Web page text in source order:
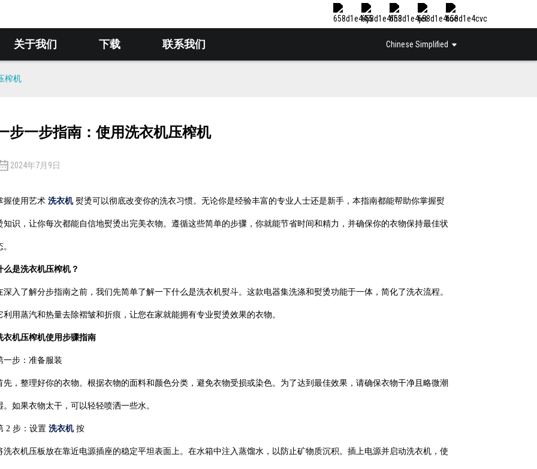
关于我们 下载 联系我们 Chinese Simplified
榨机
步一步指南：使用洗衣机压榨机
2024年7月9日
握使用艺术 洗衣机熨烫可以彻底改变你的洗衣习惯。无论你是经验丰富的专业人士还是新手，本指南都能帮助你掌握熨
知识，让你每次都能自信地熨烫出完美衣物。遵循这些简单的步骤，你就能节省时间和精力，并确保你的衣物保持最佳状
么是洗衣机压榨机？
深入了解分步指南之前，我们先简单了解一下什么是洗衣机熨斗。这款电器集洗涤和熨烫功能于一体，简化了洗衣流程。
利用蒸汽和热量去除褶皱和折痕，让您在家就能拥有专业熨烫效果的衣物。
衣机压榨机使用步骤指南
一步：准备服装
先，整理好你的衣物。根据衣物的面料和颜色分类，避免衣物受损或染色。为了达到最佳效果，请确保衣物干净且略微潮
。如果衣物太干，可以轻轻喷洒一些水。
2 步：设置 洗衣机按
洗衣机压板放在靠近电源插座的稳定平坦表面上。在水箱中注入蒸馏水，以防止矿物质沉积。插上电源并启动洗衣机，使